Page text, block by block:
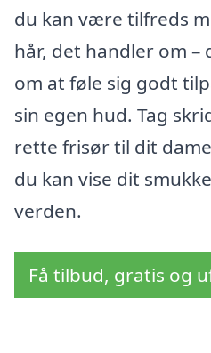
du kan være tilfreds
hår, det handler om –
om at føle sig godt
sin egen hud. Tag
rette frisør til dit
du kan vise dit
verden.
Få tilbud, gratis og